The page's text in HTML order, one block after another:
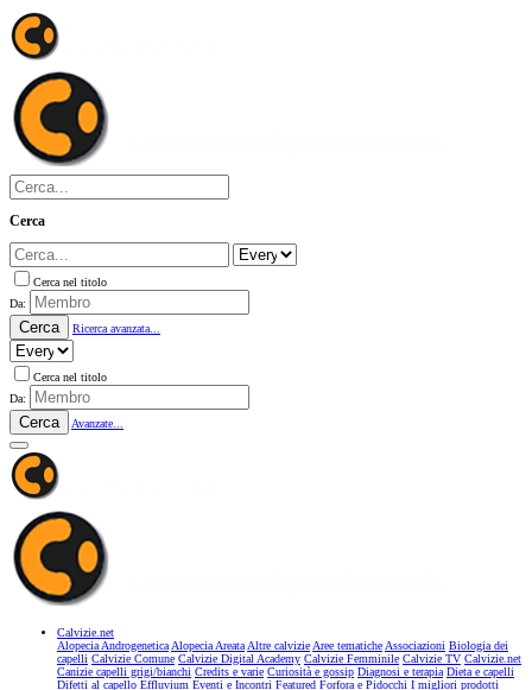
Cerca
Cerca nel titolo
Da:
Cerca Ricerca avanzata...
Cerca nel titolo
Da:
Cerca Avanzate...
Calvizie.net
Alopecia AndrogeneticaAlopecia AreataAltre calvizieAree tematicheAssociazioni Biologia dei
capelli Calvizie Comune Calvizie Digital Academy Calvizie Femminile Calvizie TV Calvizie.net
Canizie capelli grigi/bianchi Credits e varie Curiosità e gossip Diagnosi e terapia Dieta e capelli
Difetti al capello Effluvium Eventi e Incontri Featured Forfora e Pidocchi I migliori prodotti